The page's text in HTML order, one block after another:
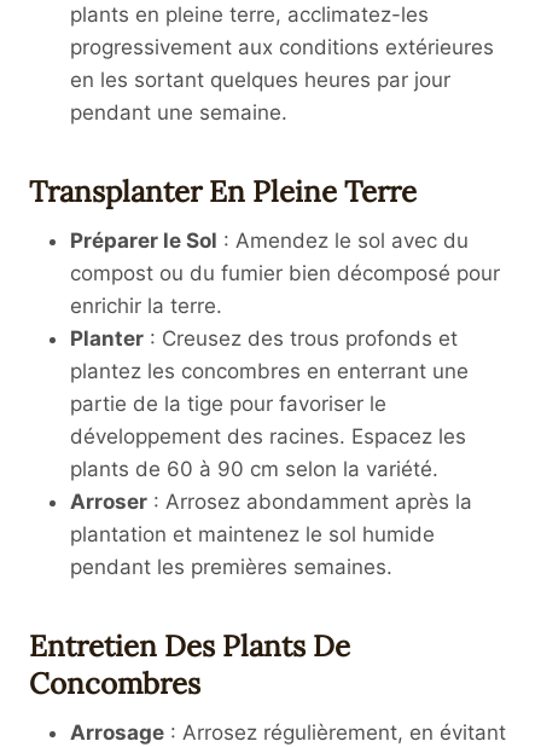
plants en pleine terre, acclimatez-les
progressivement aux conditions extérieures
en les sortant quelques heures par jour
pendant une semaine.
Transplanter En Pleine Terre
Préparer le Sol : Amendez le sol avec du
compost ou du fumier bien décomposé pour
enrichir la terre.
Planter : Creusez des trous profonds et
plantez les concombres en enterrant une
partie de la tige pour favoriser le
développement des racines. Espacez les
plants de 60 à 90 cm selon la variété.
Arroser : Arrosez abondamment après la
plantation et maintenez le sol humide
pendant les premières semaines.
Entretien Des Plants De
Concombres
Arrosage : Arrosez régulièrement, en évitant